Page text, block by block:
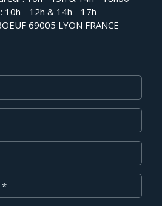
10h - 12h & 14h - 17h
69005 LYON FRANCE